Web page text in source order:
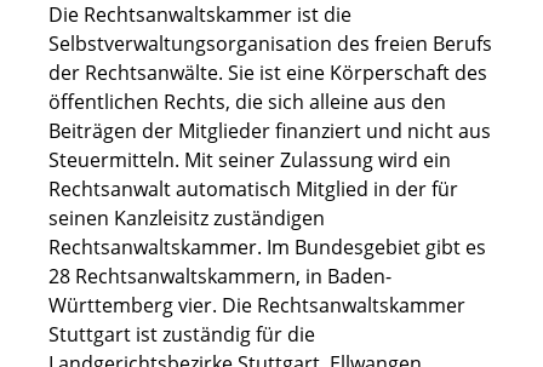
Die Rechtsanwaltskammer ist die
Selbstverwaltungsorganisation des freien Berufs
der Rechtsanwälte. Sie ist eine Körperschaft des
öffentlichen Rechts, die sich alleine aus den
Beiträgen der Mitglieder finanziert und nicht aus
Steuermitteln. Mit seiner Zulassung wird ein
Rechtsanwalt automatisch Mitglied in der für
seinen Kanzleisitz zuständigen
Rechtsanwaltskammer. Im Bundesgebiet gibt es
28 Rechtsanwaltskammern, in Baden-
Württemberg vier. Die Rechtsanwaltskammer
Stuttgart ist zuständig für die